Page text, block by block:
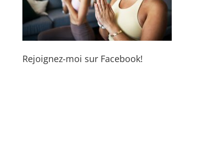
Rejoignez-moi sur Facebook!